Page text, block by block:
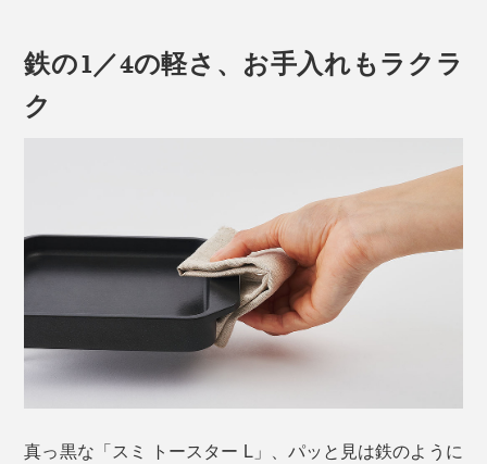
高純度で高密度、手間暇かけたジャパンクオリティーの
「炭プレート」のおかげで、発する遠赤外線はより強
炭は加熱すると強い遠赤外線を発し、その波長の長さ
で、内部まで一気に熱が届くから。食材の中心に熱が伝
わる早さは、一般的なフライパンの約２倍。
表面だけではなく、分子を振動させ、内部からも加熱す
ることで、「外パリッ、内しっとり」に。
ガスでもIHでもOK、かかる時間は、約4分。熱源の性能
やパンの厚さにもよりますが、電気トースターとさして
変わらない時間で焼き上がります。
う一回裏返し、10〜20秒焼くのもおすすめ。バターが
ほどよく焦げて、最高に香ばしい！
チーズトーストは、片面を焼いた後、プレートにチーズ
を入れてパンを乗せ、焼き目がつくまで1、2分。
鉄の1／4の軽さ、お手入れもラクラ
ク
真っ黒な「スミ トースター L」、パッと見は鉄のように